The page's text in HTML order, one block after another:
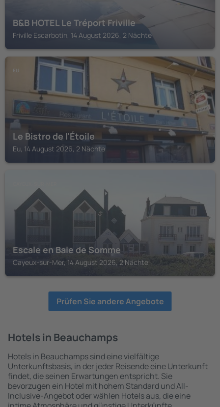
B&B HOTEL Le Tréport Friville
Friville Escarbotin, 14 August 2026, 2 Nächte
EU
Le Bistro de l'Étoile
Eu, 14 August 2026, 2 Nächte
Escale en Baie de Somme
Cayeux-sur-Mer, 14 August 2026, 2 Nächte
Prüfen Sie andere Angebote
Hotels in Beauchamps
Hotels in Beauchamps sind eine vielfältige
Unterkunftsbasis, in der jeder Reisende eine Unterkunft
findet, die seinen Erwartungen entspricht. Sie
bevorzugen ein Hotel mit hohem Standard und All-
Inclusive-Angebot oder wählen Hotels aus, die eine